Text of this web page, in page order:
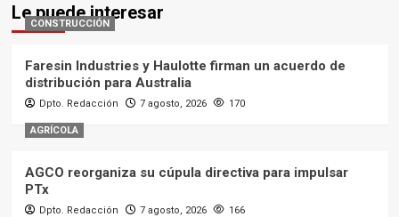
Le puede interesar
CONSTRUCCIÓN
Faresin Industries y Haulotte firman un acuerdo de
distribución para Australia
Dpto. Redacción 7 agosto, 2026 170
AGRÍCOLA
AGCO reorganiza su cúpula directiva para impulsar
PTx
Dpto. Redacción 7 agosto, 2026 166